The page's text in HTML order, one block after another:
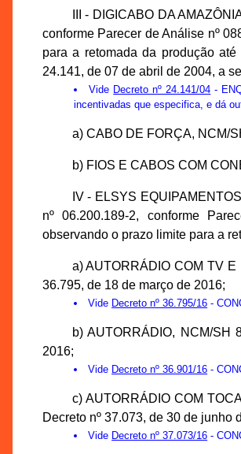
III - DIGICABO DA
conforme Parecer de Análise nº
para a retomada da produção
24.141, de 07 de abril de 2004, a
Vide Decreto nº 24.141/04 -
incentivadas que especifica, e dá
a) CABO DE FORÇA, NCM/
b) FIOS E CABOS COM
IV - ELSYS
nº 06.200.189-2, conforme
observando o prazo limite para a
a) AUTORRÁDIO COM TV
36.795, de 18 de março de 2016;
Vide Decreto nº 36.795/16 -
b) AUTORRÁDIO, NCM/SH
2016;
Vide Decreto nº 36.901/16 -
c) AUTORRÁDIO COM
Decreto nº 37.073, de 30 de junho
Vide Decreto nº 37.073/16 -